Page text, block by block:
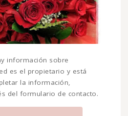
información sobre
es el propietario y está
la información,
del formulario de contacto.